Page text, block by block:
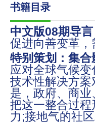
书籍目录
中文版08期导言
促进向善变革，
特别策划：集合
应对全球气候变
技术性解决方
是，政府、商
把这一整合过程
力;接地气的社